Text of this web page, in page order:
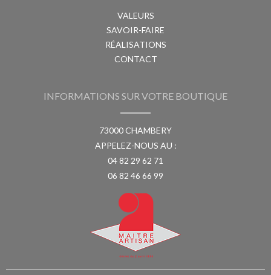
VALEURS
SAVOIR-FAIRE
RÉALISATIONS
CONTACT
INFORMATIONS SUR VOTRE BOUTIQUE
73000 CHAMBERY
APPELEZ-NOUS AU :
04 82 29 62 71
06 82 46 66 99